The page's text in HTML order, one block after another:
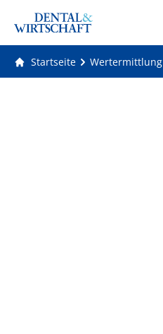
Startseite Wertermittlung